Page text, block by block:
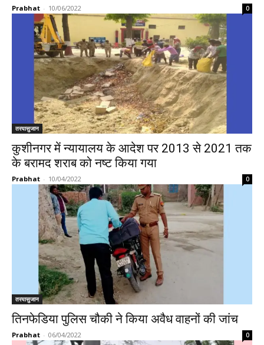
Prabhat - 10/06/2022 0
तरयासुजान
कुशीनगर में न्यायालय के आदेश पर 2013 से 2021 तक
के बरामद शराब को नष्ट किया गया
Prabhat - 10/04/2022 0
तरयासुजान
तिनफेडिया पुलिस चौकी ने किया अवैध वाहनों की जांच
Prabhat - 06/04/2022 0